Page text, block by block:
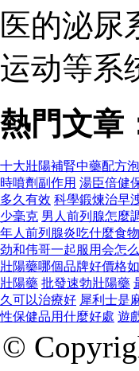
医的泌尿
运动等系
熱門文章
十大壯陽補腎中藥配方
時噴劑副作用 湯臣倍健
多久有效 科學鍛煉治早
少毫克 男人前列腺怎麼
年人前列腺炎吃什麼食
劲和伟哥一起服用会怎
壯陽藥哪個品牌好價格
壯陽藥 批發速勃壯陽藥
久可以治療好 犀利士是
性保健品用什麼好處 遊
©